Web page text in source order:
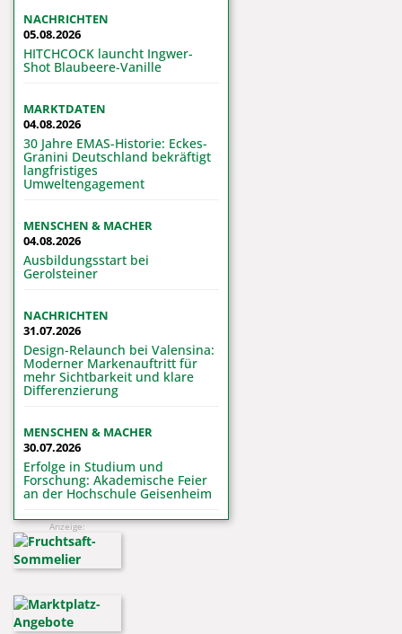
NACHRICHTEN
05.08.2026
HITCHCOCK launcht Ingwer-
Shot Blaubeere-Vanille
MARKTDATEN
04.08.2026
30 Jahre EMAS-Historie: Eckes-
Granini Deutschland bekräftigt
langfristiges
Umweltengagement
MENSCHEN & MACHER
04.08.2026
Ausbildungsstart bei
Gerolsteiner
NACHRICHTEN
31.07.2026
Design-Relaunch bei Valensina:
Moderner Markenauftritt für
mehr Sichtbarkeit und klare
Differenzierung
MENSCHEN & MACHER
30.07.2026
Erfolge in Studium und
Forschung: Akademische Feier
an der Hochschule Geisenheim
Anzeige: